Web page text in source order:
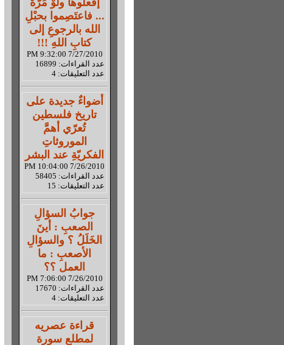
إفعلوها ولَوْ مَرَّةً
... فاعتَصِموا بحبْلِ
الله بالرجوعِ إلى
كتابِ اللهِ !!!
7/27/2010 9:32:00 PM
عدد القراءات: 16899
عدد التعليقات: 4
أضواءٌ جديدة على
تاريخ فلسطين
تُعرّي أهمَّ
الموروثاتِ
الفكريّةِ عند البشر
7/26/2010 10:04:00 PM
عدد القراءات: 58405
عدد التعليقات: 15
جوابُ السؤالِ
الصعبِ : أينَ
الخَلَلُ ؟ والسؤالِ
الأصعبِ : ما
العمل ؟؟
7/26/2010 7:06:00 PM
عدد القراءات: 17670
عدد التعليقات: 4
قراءة عصريه
لمطلعِ سورة